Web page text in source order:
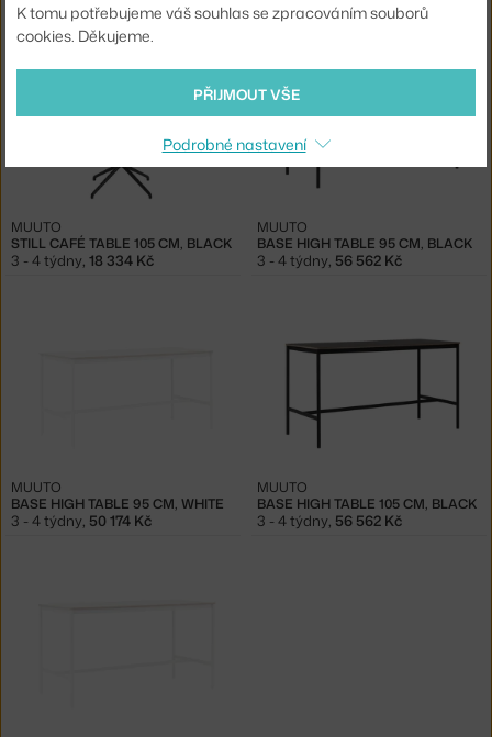
STILL CAFÉ TABLE 105 CM, BLACK
MUUTO
3 - 4 týdny, 18 334 Kč
BASE HIGH TABLE 95 CM, BLACK
MUUTO
3 - 4 týdny, 56 562 Kč
BASE HIGH TABLE 95 CM, WHITE
MUUTO
3 - 4 týdny, 50 174 Kč
BASE HIGH TABLE 105 CM, BLACK
MUUTO
3 - 4 týdny, 56 562 Kč
K tomu potřebujeme váš souhlas se zpracováním souborů
cookies. Děkujeme.
PŘIJMOUT VŠE
Podrobné nastavení